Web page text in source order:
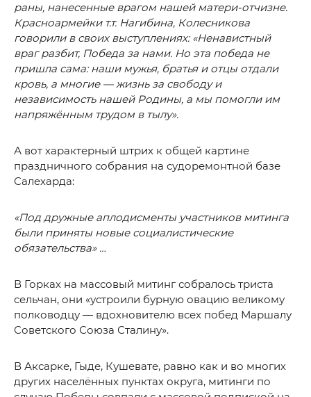
раны, нанесенные врагом нашей матери-отчизне.
Красноармейки т.т. Нагибина, Колесникова
говорили в своих выступлениях: «Ненавистный
враг разбит, Победа за нами. Но эта победа не
пришла сама: наши мужья, братья и отцы отдали
кровь, а многие — жизнь за свободу и
независимость нашей Родины, а мы помогли им
напряжённым трудом в тылу».
А вот характерный штрих к общей картине
праздничного собрания на судоремонтной базе
Салехарда:
«Под дружные аплодисменты участников митинга
были приняты новые социалистические
обязательства» …
В Горках на массовый митинг собралось триста
сельчан, они «устроили бурную овацию великому
полководцу — вдохновителю всех побед Маршалу
Советского Союза Сталину».
В Аксарке, Гыде, Кушевате, равно как и во многих
других населённых пунктах округа, митинги по